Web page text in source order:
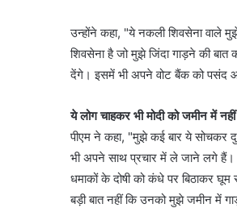
उन्होंने कहा, "ये नकली शिवसेना वाले
शिवसेना है जो मुझे जिंदा गाड़ने की बात
देंगे। इसमें भी अपने वोट बैंक को पसंद आए
ये लोग चाहकर भी मोदी को जमीन में नहीं
पीएम ने कहा, "मुझे कई बार ये सोचकर
भी अपने साथ प्रचार में ले जाने लगे हैं।
धमाकों के दोषी को कंधे पर बिठाकर
बड़ी बात नहीं कि उनको मुझे जमीन में